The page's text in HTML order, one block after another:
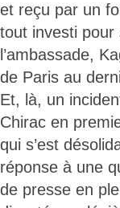
et reçu par un
tout investi pour
l’ambassade,
de Paris au
Et, là, un
Chirac en
qui s’est
réponse à une
de presse en